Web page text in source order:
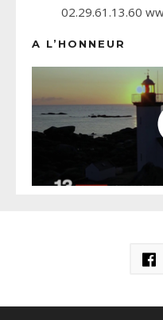
02.29.61.13.60
A L’HONNEUR